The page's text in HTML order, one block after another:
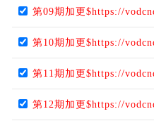
第09期加更$https://
第10期加更$https://
第11期加更$https://
第12期加更$https://